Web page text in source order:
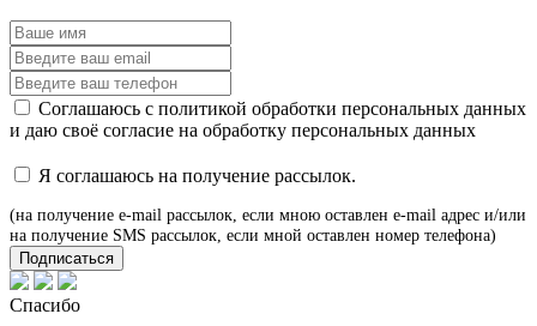
Соглашаюсь с политикой обработки персональных данных
и даю своё согласие на обработку персональных данных
Я соглашаюсь на получение рассылок.
(на получение e-mail рассылок, если мною оставлен e-mail адрес и/или
на получение SMS рассылок, если мной оставлен номер телефона)
Подписаться
Спасибо